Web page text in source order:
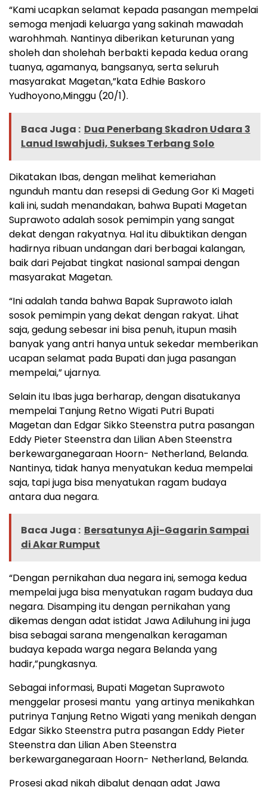
“Kami ucapkan selamat kepada pasangan mempelai
semoga menjadi keluarga yang sakinah mawadah
warohhmah. Nantinya diberikan keturunan yang
sholeh dan sholehah berbakti kepada kedua orang
tuanya, agamanya, bangsanya, serta seluruh
masyarakat Magetan,”kata Edhie Baskoro
Yudhoyono,Minggu (20/1).
Baca Juga : Dua Penerbang Skadron Udara 3
Lanud Iswahjudi, Sukses Terbang Solo
Dikatakan Ibas, dengan melihat kemeriahan
ngunduh mantu dan resepsi di Gedung Gor Ki Mageti
kali ini, sudah menandakan, bahwa Bupati Magetan
Suprawoto adalah sosok pemimpin yang sangat
dekat dengan rakyatnya. Hal itu dibuktikan dengan
hadirnya ribuan undangan dari berbagai kalangan,
baik dari Pejabat tingkat nasional sampai dengan
masyarakat Magetan.
“Ini adalah tanda bahwa Bapak Suprawoto ialah
sosok pemimpin yang dekat dengan rakyat. Lihat
saja, gedung sebesar ini bisa penuh, itupun masih
banyak yang antri hanya untuk sekedar memberikan
ucapan selamat pada Bupati dan juga pasangan
mempelai,” ujarnya.
Selain itu Ibas juga berharap, dengan disatukanya
mempelai Tanjung Retno Wigati Putri Bupati
Magetan dan Edgar Sikko Steenstra putra pasangan
Eddy Pieter Steenstra dan Lilian Aben Steenstra
berkewarganegaraan Hoorn- Netherland, Belanda.
Nantinya, tidak hanya menyatukan kedua mempelai
saja, tapi juga bisa menyatukan ragam budaya
antara dua negara.
Baca Juga : Bersatunya Aji-Gagarin Sampai
di Akar Rumput
“Dengan pernikahan dua negara ini, semoga kedua
mempelai juga bisa menyatukan ragam budaya dua
negara. Disamping itu dengan pernikahan yang
dikemas dengan adat istidat Jawa Adiluhung ini juga
bisa sebagai sarana mengenalkan keragaman
budaya kepada warga negara Belanda yang
hadir,”pungkasnya.
Sebagai informasi, Bupati Magetan Suprawoto
menggelar prosesi mantu yang artinya menikahkan
putrinya Tanjung Retno Wigati yang menikah dengan
Edgar Sikko Steenstra putra pasangan Eddy Pieter
Steenstra dan Lilian Aben Steenstra
berkewarganegaraan Hoorn- Netherland, Belanda.
Prosesi akad nikah dibalut dengan adat Jawa